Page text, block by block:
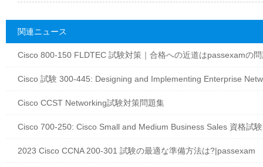
関連ニュース
Cisco 800-150 FLDTEC 試験対策｜合格への近道はpassexamの
Cisco 試験 300-445: Designing and Implementing Enterprise
Cisco CCST Networking試験対策問題集
Cisco 700-250: Cisco Small and Medium Business Sales 資格試
2023 Cisco CCNA 200-301 試験の最適な準備方法は?|passexam